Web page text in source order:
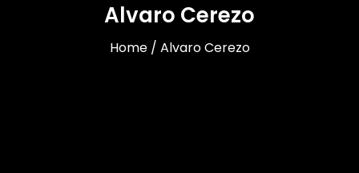
Alvaro Cerezo
Home / Alvaro Cerezo